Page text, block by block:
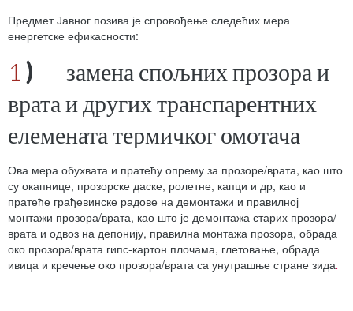
Предмет Јавног позива је спровођење следећих мера
енергетске ефикасности:
1) замена спољних прозора и
врата и других транспарентних
елемената термичког омотача
Ова мера обухвата и пратећу опрему за прозоре/врата, као што
су окапнице, прозорске даске, ролетне, капци и др, као и
пратеће грађевинске радове на демонтажи и правилној
монтажи прозора/врата, као што је демонтажа старих прозора/
врата и одвоз на депонију, правилна монтажа прозора, обрада
око прозора/врата гипс-картон плочама, глетовање, обрада
ивица и кречење око прозора/врата са унутрашње стране зида.